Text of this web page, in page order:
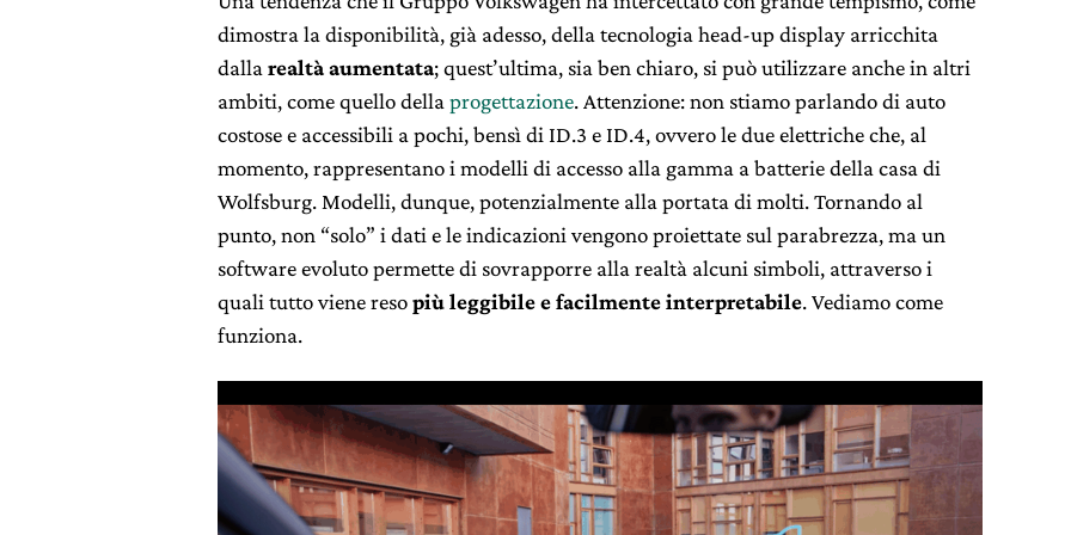
dimostra la disponibilità, già adesso, della tecnologia head-up display arricchita
dalla realtà aumentata; quest’ultima, sia ben chiaro, si può utilizzare anche in altri
ambiti, come quello della progettazione. Attenzione: non stiamo parlando di auto
costose e accessibili a pochi, bensì di ID.3 e ID.4, ovvero le due elettriche che, al
momento, rappresentano i modelli di accesso alla gamma a batterie della casa di
Wolfsburg. Modelli, dunque, potenzialmente alla portata di molti. Tornando al
punto, non “solo” i dati e le indicazioni vengono proiettate sul parabrezza, ma un
software evoluto permette di sovrapporre alla realtà alcuni simboli, attraverso i
quali tutto viene resopiù leggibile e facilmente interpretabile. Vediamo come
funziona.